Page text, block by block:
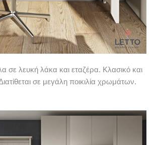
σε λευκή λάκα και εταζέρα. Κλασικό και
σε μεγάλη ποικιλία χρωμάτων.